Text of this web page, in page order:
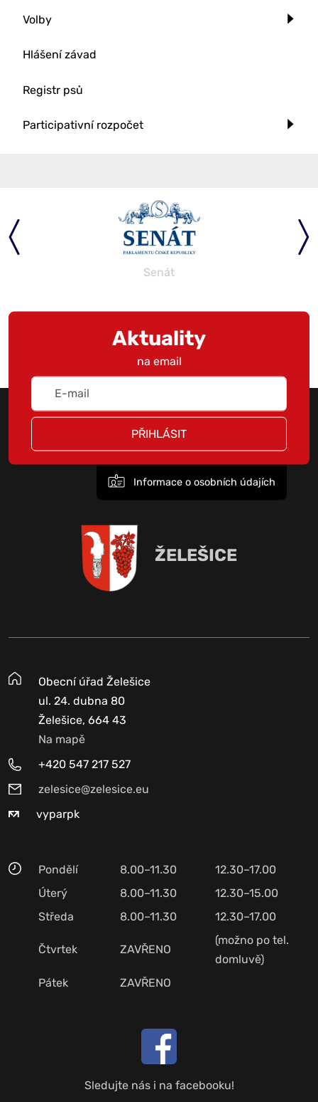
Volby
Hlášení závad
Registr psů
Participativní rozpočet
Senát
Aktuality
na email
PŘIHLÁSIT
Informace o osobních údajích
ŽELEŠICE
Obecní úřad Želešice
ul. 24. dubna 80
Želešice, 664 43
Na mapě
+420 547 217 527
zelesice@zelesice.eu
vyparpk
Pondělí 8.00–11.30
12.30–17.00
Úterý
8.00–11.30
12.30–15.00
Středa
8.00–11.30 12.30–17.00
Čtvrtek ZAVŘENO
(možno po tel.
domluvě)
Pátek
ZAVŘENO
Sledujte nás i na facebooku!